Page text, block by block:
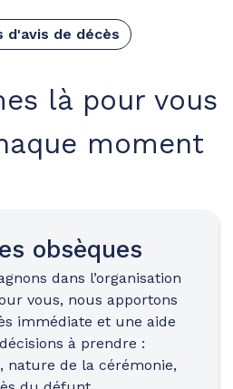
d'avis de décès
là pour vous
moment
obsèques
dans l’organisation
vous, nous apportons
immédiate et une aide
à prendre :
nature de la cérémonie,